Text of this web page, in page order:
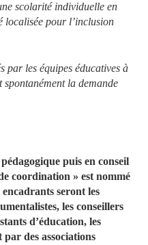
scolarité individuelle en
localisée pour l’inclusion
par les équipes éducatives à
la demande
puis en conseil
coordination » est nommé
seront les
les conseillers
d’éducation, les
des associations